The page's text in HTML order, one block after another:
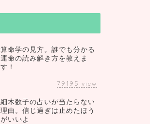
算命学の見方。誰でも分かる
運命の読み解き方を教えま
す！
79195 view
細木数子の占いが当たらない
理由。信じ過ぎは止めたほう
がいいよ